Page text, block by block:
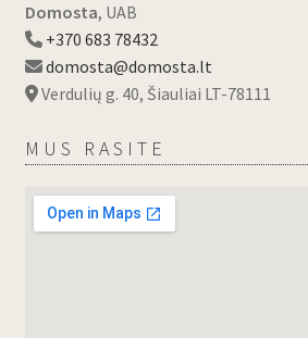
Domosta, UAB
+370 683 78432
domosta@domosta.lt
Verdulių g. 40, Šiauliai LT-78111
MUS RASITE